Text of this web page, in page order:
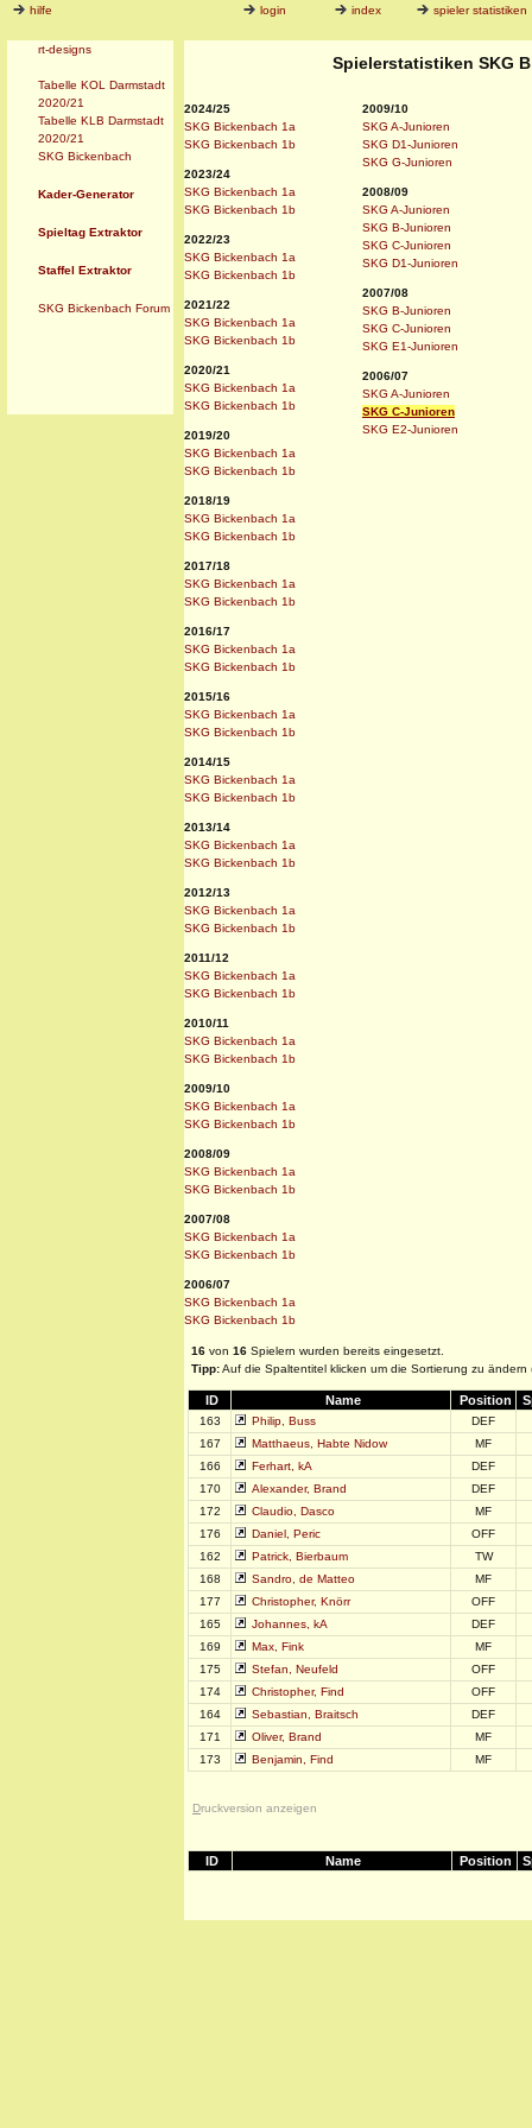
hilfe login index spieler statistiken
rt-designs
Tabelle KOL Darmstadt
2020/21
Tabelle KLB Darmstadt
2020/21
SKG Bickenbach
Kader-Generator
Spieltag Extraktor
Staffel Extraktor
SKG Bickenbach Forum
Spielerstatistiken SKG
2024/25
SKG Bickenbach 1a
SKG Bickenbach 1b
2023/24
SKG Bickenbach 1a
SKG Bickenbach 1b
2022/23
SKG Bickenbach 1a
SKG Bickenbach 1b
2021/22
SKG Bickenbach 1a
SKG Bickenbach 1b
2020/21
SKG Bickenbach 1a
SKG Bickenbach 1b
2019/20
SKG Bickenbach 1a
SKG Bickenbach 1b
2018/19
SKG Bickenbach 1a
SKG Bickenbach 1b
2017/18
SKG Bickenbach 1a
SKG Bickenbach 1b
2016/17
SKG Bickenbach 1a
SKG Bickenbach 1b
2015/16
SKG Bickenbach 1a
SKG Bickenbach 1b
2014/15
SKG Bickenbach 1a
SKG Bickenbach 1b
2013/14
SKG Bickenbach 1a
SKG Bickenbach 1b
2012/13
SKG Bickenbach 1a
SKG Bickenbach 1b
2011/12
SKG Bickenbach 1a
SKG Bickenbach 1b
2010/11
SKG Bickenbach 1a
SKG Bickenbach 1b
2009/10
SKG Bickenbach 1a
SKG Bickenbach 1b
2008/09
SKG Bickenbach 1a
SKG Bickenbach 1b
2007/08
SKG Bickenbach 1a
SKG Bickenbach 1b
2006/07
SKG Bickenbach 1a
SKG Bickenbach 1b
2009/10
SKG A-Junioren
SKG D1-Junioren
SKG G-Junioren
2008/09
SKG A-Junioren
SKG B-Junioren
SKG C-Junioren
SKG D1-Junioren
2007/08
SKG B-Junioren
SKG C-Junioren
SKG E1-Junioren
2006/07
SKG A-Junioren
SKG C-Junioren
SKG E2-Junioren
16 von 16 Spielern wurden bereits eingesetzt.
Tipp:Auf die Spaltentitel klicken um die Sortierung zu
ID Name Position
163 Philip, Buss
DEF
167
Matthaeus, Habte Nidow
MF
166
Ferhart, kA
DEF
170
Alexander, Brand
DEF
172
Claudio, Dasco
MF
176
Daniel, Peric
OFF
162
Patrick, Bierbaum
TW
168
Sandro, de Matteo
MF
177
Christopher, Knörr
OFF
165
Johannes, kA
DEF
169
Max, Fink
MF
175
Stefan, Neufeld
OFF
174
Christopher, Find
OFF
164
Sebastian, Braitsch
DEF
171
Oliver, Brand
MF
173
Benjamin, Find MF
Druckversion anzeigen
ID Name Position